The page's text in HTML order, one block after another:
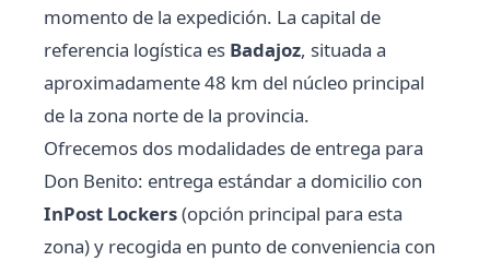
momento de la expedición. La capital de
referencia logística es Badajoz, situada a
aproximadamente 48 km del núcleo principal
de la zona norte de la provincia.
Ofrecemos dos modalidades de entrega para
Don Benito: entrega estándar a domicilio con
InPost Lockers(opción principal para esta
zona) y recogida en punto de conveniencia con